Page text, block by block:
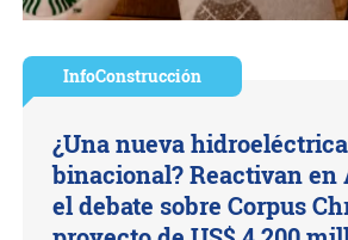
InfoConstrucción
¿Una nueva hidroeléctrica
binacional? Reactivan en
el debate sobre Corpus